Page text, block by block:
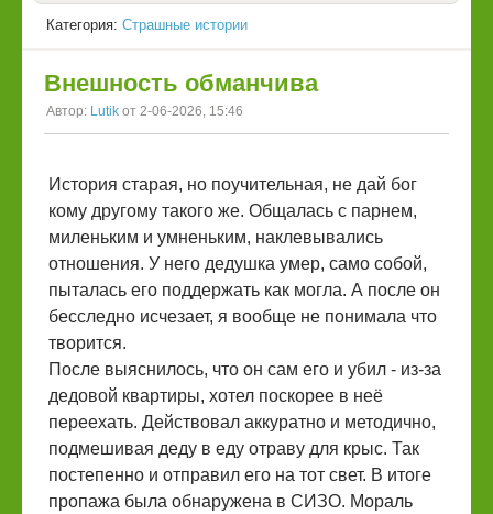
Категория: Страшные истории
Внешность обманчива
Автор: Lutik от 2-06-2026, 15:46
​История старая, но поучительная, не дай бог
кому другому такого же. Общалась с парнем,
миленьким и умненьким, наклевывались
отношения. У него дедушка умер, само собой,
пыталась его поддержать как могла. А после он
бесследно исчезает, я вообще не понимала что
творится.
После выяснилось, что он сам его и убил - из-за
дедовой квартиры, хотел поскорее в неё
переехать. Действовал аккуратно и методично,
подмешивая деду в еду отраву для крыс. Так
постепенно и отправил его на тот свет. В итоге
пропажа была обнаружена в СИЗО. Мораль